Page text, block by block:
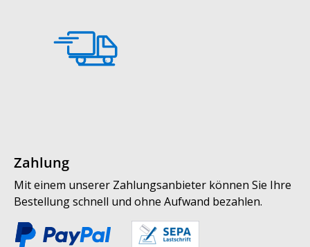
Zahlung
Mit einem unserer Zahlungsanbieter können Sie Ihre
Bestellung schnell und ohne Aufwand bezahlen.